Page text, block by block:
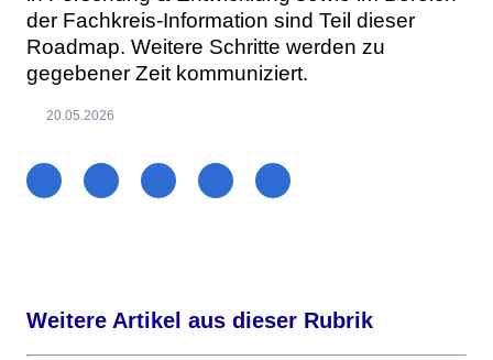
der Fachkreis-Information sind Teil dieser
Roadmap. Weitere Schritte werden zu
gegebener Zeit kommuniziert.
20.05.2026
Weitere Artikel aus dieser Rubrik